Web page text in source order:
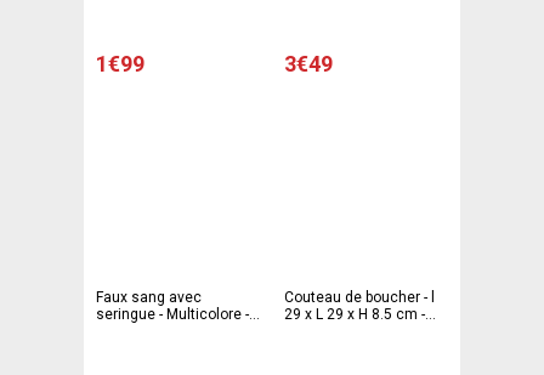
1€99 3€49
Faux sang avec
seringue - Multicolore -
Couteau de boucher - l
29 x L 29 x H 8.5 cm -